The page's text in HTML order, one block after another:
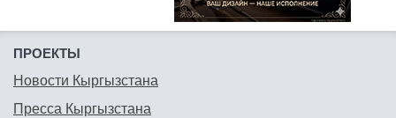
ПРОЕКТЫ
Новости Кыргызстана
Пресса Кыргызстана